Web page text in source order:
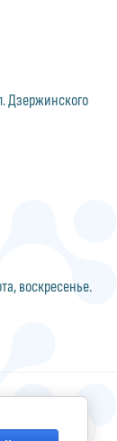
Дзержинского
воскресенье.